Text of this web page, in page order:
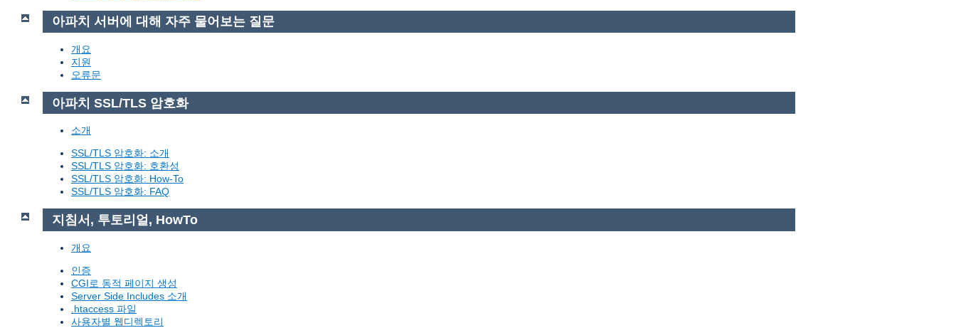
아파치 서버에 대해 자주 물어보는 질문
개요
지원
오류문
아파치 SSL/TLS 암호화
소개
SSL/TLS 암호화: 소개
SSL/TLS 암호화: 호환성
SSL/TLS 암호화: How-To
SSL/TLS 암호화: FAQ
지침서, 투토리얼, HowTo
개요
인증
CGI로 동적 페이지 생성
Server Side Includes 소개
.htaccess 파일
사용자별 웹디렉토리